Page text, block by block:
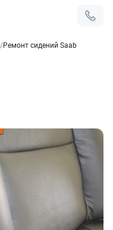
Ремонт сидений Saab